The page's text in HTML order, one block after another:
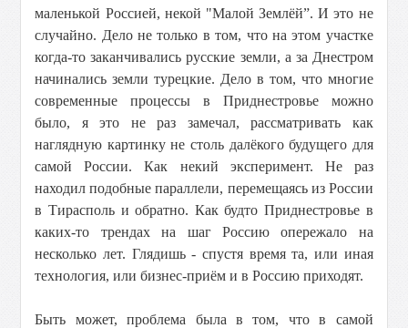
маленькой Россией, некой "Малой Землёй”. И это не
случайно. Дело не только в том, что на этом участке
когда-то заканчивались русские земли, а за Днестром
начинались земли турецкие. Дело в том, что многие
современные процессы в Приднестровье можно
было, я это не раз замечал, рассматривать как
наглядную картинку не столь далёкого будущего для
самой России. Как некий эксперимент. Не раз
находил подобные параллели, перемещаясь из России
в Тирасполь и обратно. Как будто Приднестровье в
каких-то трендах на шаг Россию опережало на
несколько лет. Глядишь - спустя время та, или иная
технология, или бизнес-приём и в Россию приходят.
Быть может, проблема была в том, что в самой